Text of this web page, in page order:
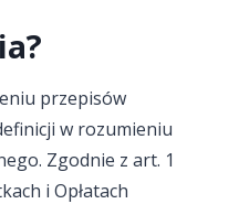
przepisów
w rozumieniu
Zgodnie z art. 1
i Opłatach